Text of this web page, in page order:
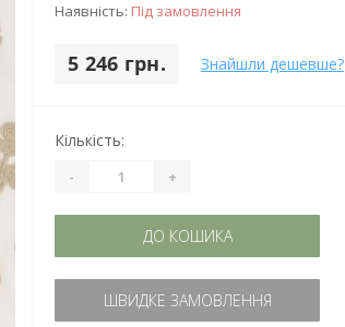
Наявність: Під замовлення
5 246 грн. Знайшли дешевше?
Кількість:
- +
ДО КОШИКА
ШВИДКЕ ЗАМОВЛЕННЯ